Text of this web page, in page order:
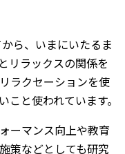
ら、いまにいたるま
リラックスの関係を
ラクセーションを使
と使われています。
ーマンス向上や教育
策などとしても研究